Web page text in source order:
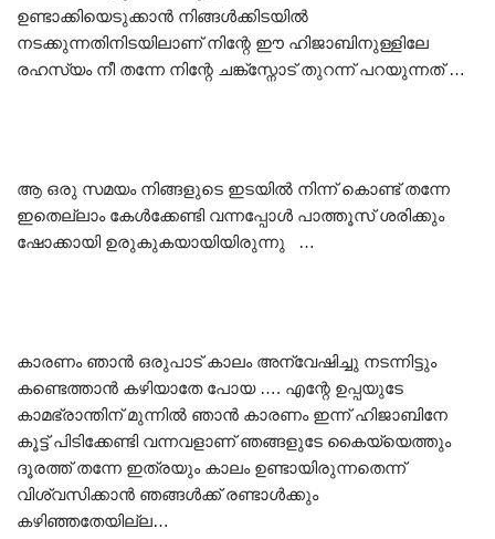
ഉണ്ടാക്കിയെടുക്കാൻ നിങ്ങൾക്കിടയിൽ
നടക്കുന്നതിനിടയിലാണ് നിന്റേ ഈ ഹിജാബിനുള്ളിലേ
രഹസ്യം നീ തന്നേ നിന്റേ ചങ്ക്സ്നോട് തുറന്ന് പറയുന്നത് …
ആ ഒരു സമയം നിങ്ങളുടെ ഇടയിൽ നിന്ന് കൊണ്ട് തന്നേ
ഇതെല്ലാം കേൾക്കേണ്ടി വന്നപ്പോൾ പാത്തൂസ് ശരിക്കും
ഷോക്കായി ഉരുകുകയായിയിരുന്നു …
കാരണം ഞാൻ ഒരുപാട് കാലം അന്വേഷിച്ചു നടന്നിട്ടും
കണ്ടെത്താൻ കഴിയാതേ പോയ …. എന്റേ ഉപ്പയുടേ
കാമഭ്രാന്തിന് മുന്നിൽ ഞാൻ കാരണം ഇന്ന് ഹിജാബിനേ
കൂട്ട് പിടിക്കേണ്ടി വന്നവളാണ് ഞങ്ങളുടേ കൈയ്യെത്തും
ദൂരത്ത് തന്നേ ഇത്രയും കാലം ഉണ്ടായിരുന്നതെന്ന്
വിശ്വസിക്കാൻ ഞങ്ങൾക്ക് രണ്ടാൾക്കും
കഴിഞ്ഞതേയില്ല…